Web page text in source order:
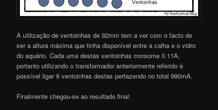
A utilização de ventoinhas de 92mm tem a ver com o facto de
ser a altura máxima que tinha disponível entre a calha e o vidro
do aquário. Cada uma destas ventoinhas consome 0.11A,
portanto utilizando o transformador anteriormente referido é
possível ligar 9 ventoinhas destas perfazendo no total 990mA.
Finalmente chegou-se ao resultado final: